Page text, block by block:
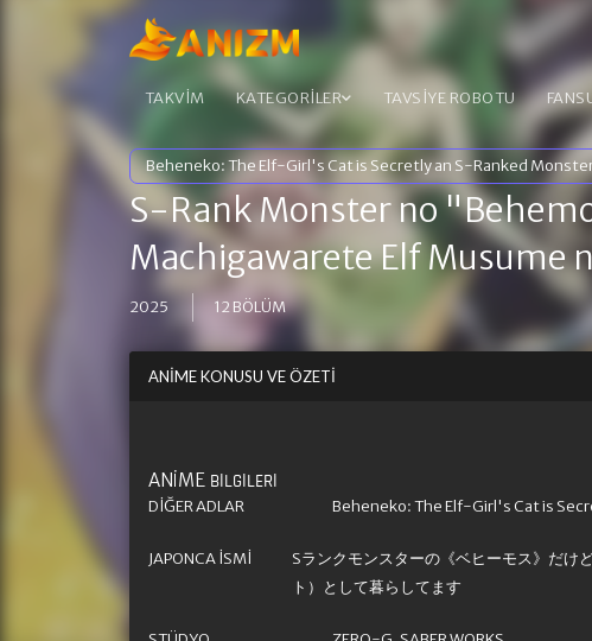
TAKVİM KATEGORİLER TAVSİYE ROBOTU
Beheneko: The Elf-Girl's Cat is Secretly an S-Ranked
S-Rank Monster no
Machigawarete Elf Musume
2025 12 BÖLÜM
ANIME KONUSU VE ÖZETI
ANIMEBILGILERI
DIĞER ADLAR Beheneko: The Elf-Girl's Cat is
JAPONCA İSMI
Sランクモンスターの《ベヒーモス》だけ
ト）として暮らしてます